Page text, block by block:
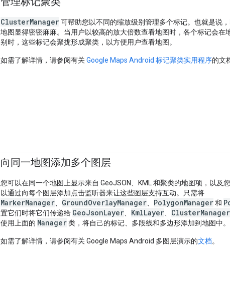
ClusterManager可帮助您以不同的缩放级别管理多个标记。也就是说
地图显得密密麻麻。当用户以较高的放大倍数查看地图时，各个标记会在
别时，这些标记会聚拢形成聚类，以方便用户查看地图。
如需了解详情，请参阅有关Google Maps Android 标记聚类实用程序的文
向同一地图添加多个图层
您可以在同一个地图上显示来自 GeoJSON、KML 和聚类的地图项，以及
以通过向每个图层添加点击监听器来让这些图层支持互动。只需将
MarkerManager GroundOverlayManager PolygonManager和
置它们时将它们传递给 GeoJsonLayer KmlLayer ClusterManager
使用上面的 Manager类，将自己的标记、多段线和多边形添加到地图中。
如需了解详情，请参阅有关 Google Maps Android 多图层演示的文档。